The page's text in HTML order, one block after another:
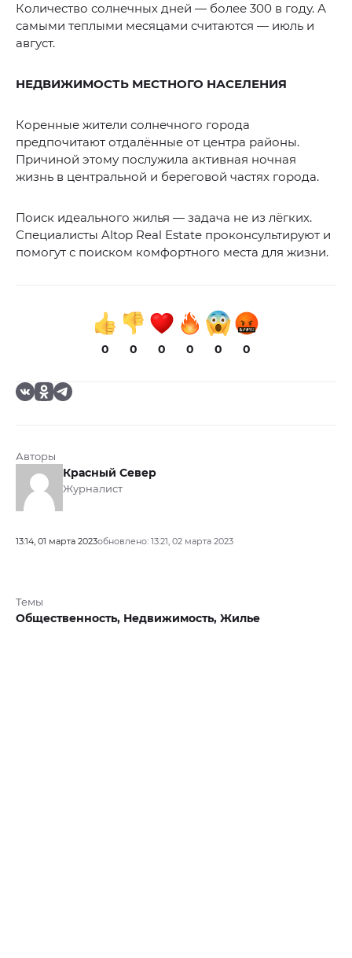
Количество солнечных дней — более 300 в году. А
самыми теплыми месяцами считаются — июль и
август.
НЕДВИЖИМОСТЬ МЕСТНОГО НАСЕЛЕНИЯ
Коренные жители солнечного города
предпочитают отдалённые от центра районы.
Причиной этому послужила активная ночная
жизнь в центральной и береговой частях города.
Поиск идеального жилья — задача не из лёгких.
Специалисты Altop Real Estate проконсультируют и
помогут с поиском комфортного места для жизни.
0 0 0 0 0 0
Авторы
Красный Север
Журналист
13:14, 01 марта 2023обновлено: 13:21, 02 марта 2023
Темы
Общественность, Недвижимость, Жилье